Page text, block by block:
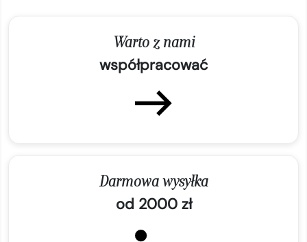
Warto z nami
współpracować
Darmowa wysyłka
od 2000 zł